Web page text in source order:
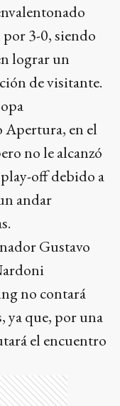
por 3-0, siendo
lograr un
de visitante.
en el
no le alcanzó
off debido a
andar
Gustavo
no contará
ya que, por una
el encuentro